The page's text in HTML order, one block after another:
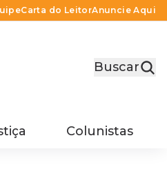
Carta do LeitorAnuncie Aqui
Buscar
Colunistas